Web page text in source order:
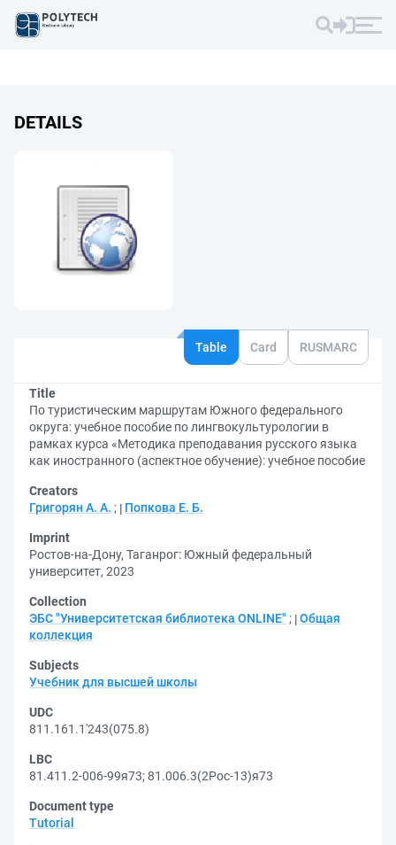
DETAILS
Table Card RUSMARC
Title
По туристическим маршрутам Южного федерального
округа: учебное пособие по лингвокультурологии в
рамках курса «Методика преподавания русского языка
как иностранного (аспектное обучение): учебное пособие
Creators
Григорян А. А. ; Попкова Е. Б.
Imprint
Ростов-на-Дону, Таганрог: Южный федеральный
университет, 2023
Collection
ЭБС "Университетская библиотека ONLINE" ; Общая
коллекция
Subjects
Учебник для высшей школы
UDC
811.161.1'243(075.8)
LBC
81.411.2-006-99я73;81.006.3(2Рос-13)я73
Document type
Tutorial